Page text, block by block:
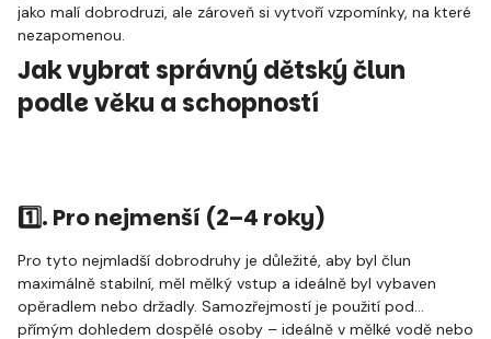
jako malí dobrodruzi, ale zároveň si vytvoří vzpomínky, na které
nezapomenou.
Jak vybrat správný dětský člun
podle věku a schopností
1️⃣. Pro nejmenší (2–4 roky)
Pro tyto nejmladší dobrodruhy je důležité, aby byl člun
maximálně stabilní, měl mělký vstup a ideálně byl vybaven
opěradlem nebo držadly. Samozřejmostí je použití pod
přímým dohledem dospělé osoby – ideálně v mělké vodě nebo